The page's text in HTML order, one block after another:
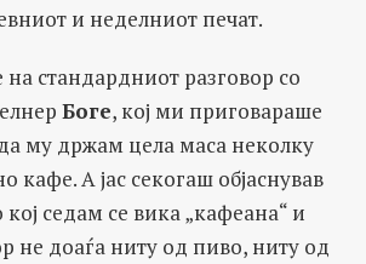
и неделниот печат.
стандардниот разговор со
Боге, кој ми приговараше
му држам цела маса неколку
кафе. А јас секогаш објаснував
кој седам се вика „кафеана“ и
не доаѓа ниту од пиво, ниту од